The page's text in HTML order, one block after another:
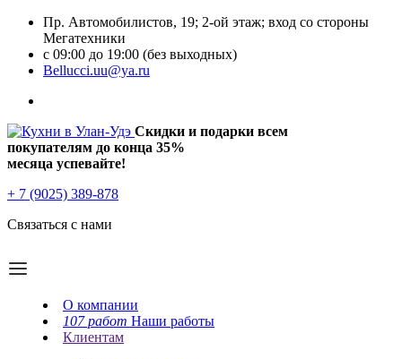
Пр. Автомобилистов, 19; 2-ой этаж; вход со стороны
Мегатехники
с 09:00 до 19:00 (без выходных)
Bellucci.uu@ya.ru
Скидки и подарки всем
покупателям до конца 35%
месяца успевайте!
+ 7 (9025) 389-878
Связаться с нами
О компании
107 работ Наши работы
Клиентам